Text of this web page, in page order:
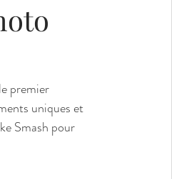
premier
uniques et
Smash pour